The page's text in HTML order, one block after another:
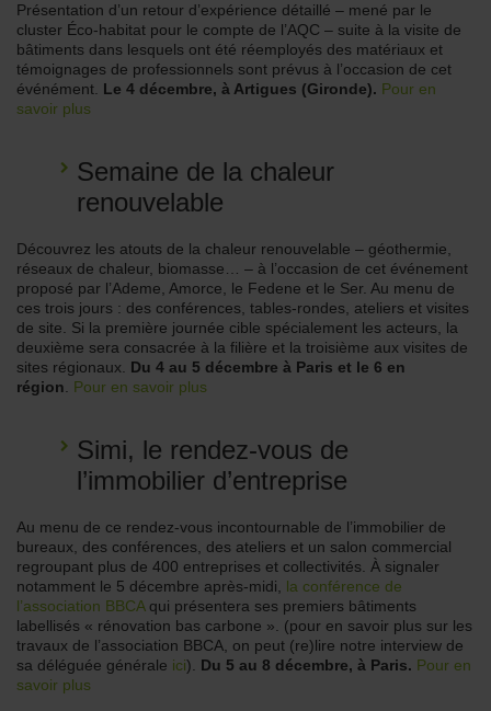
Présentation d’un retour d’expérience détaillé – mené par le
cluster Éco-habitat pour le compte de l’AQC – suite à la visite de
bâtiments dans lesquels ont été réemployés des matériaux et
témoignages de professionnels sont prévus à l’occasion de cet
événément. Le 4 décembre, à Artigues (Gironde). Pour en
savoir plus
Semaine de la chaleur
renouvelable
Découvrez les atouts de la chaleur renouvelable – géothermie,
réseaux de chaleur, biomasse… – à l’occasion de cet événement
proposé par l’Ademe, Amorce, le Fedene et le Ser. Au menu de
ces trois jours : des conférences, tables-rondes, ateliers et visites
de site. Si la première journée cible spécialement les acteurs, la
deuxième sera consacrée à la filière et la troisième aux visites de
sites régionaux. Du 4 au 5 décembre à Paris et le 6 en
région
Pour en savoir plus
Simi, le rendez-vous de
l’immobilier d’entreprise
Au menu de ce rendez-vous incontournable de l’immobilier de
bureaux, des conférences, des ateliers et un salon commercial
regroupant plus de 400 entreprises et collectivités. À signaler
notamment le 5 décembre après-midi,
la conférence de
l’association BBCAqui présentera ses premiers bâtiments
labellisés « rénovation bas carbone ». (pour en savoir plus sur les
travaux de l’association BBCA, on peut (re)lire notre interview de
sa déléguée générale ici). Du 5 au 8 décembre, à Paris. Pour en
savoir plus